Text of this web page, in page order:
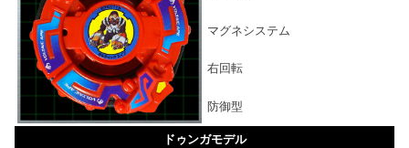
マグネシステム
右回転
防御型
ドゥンガモデル